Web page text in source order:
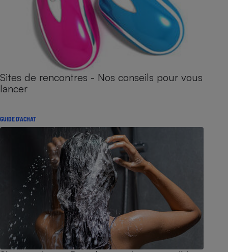
Sites de rencontres - Nos conseils pour vous
lancer
GUIDE D'ACHAT